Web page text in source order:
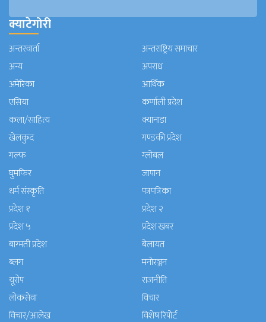
क्याटेगोरी
अन्तरवार्ता
अन्तराष्ट्रिय समाचार
अन्य
अपराध
अमेरिका
आर्थिक
एसिया
कर्णाली प्रदेश
कला/साहित्य
क्यानाडा
खेलकुद
गण्डकी प्रदेश
गल्फ
ग्लोबल
घुमफिर
जापान
धर्म संस्कृति
पत्रपत्रिका
प्रदेश १
प्रदेश २
प्रदेश ५
प्रदेश खबर
बाग्मती प्रदेश
बेलायत
ब्लग
मनाेरञ्जन
यूरोप
राजनीति
लोकसेवा
विचार
विचार/आलेख
विशेष रिपोर्ट